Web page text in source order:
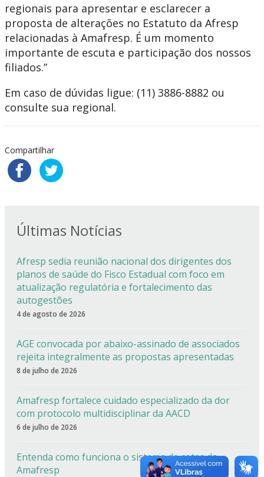
regionais para apresentar e esclarecer a
proposta de alterações no Estatuto da Afresp
relacionadas à Amafresp. É um momento
importante de escuta e participação dos nossos
filiados.”
Em caso de dúvidas ligue: (11) 3886-8882 ou
consulte sua regional.
Compartilhar
Últimas Notícias
Afresp sedia reunião nacional dos dirigentes dos
planos de saúde do Fisco Estadual com foco em
atualização regulatória e fortalecimento das
autogestões
4 de agosto de 2026
AGE convocada por abaixo-assinado de associados
rejeita integralmente as propostas apresentadas
8 de julho de 2026
Amafresp fortalece cuidado especializado da dor
com protocolo multidisciplinar da AACD
6 de julho de 2026
Entenda como funciona o sistema de cotas da
Amafresp